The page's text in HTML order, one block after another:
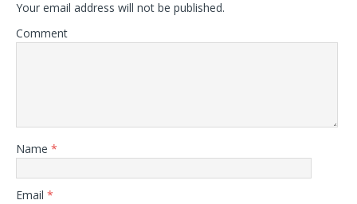
Your email address will not be published.
Comment
Name *
Email *